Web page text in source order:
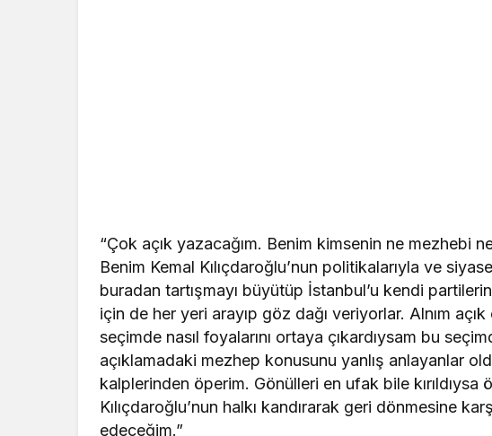
“Çok açık yazacağım. Benim kimsenin ne mezhebi
Benim Kemal Kılıçdaroğlu’nun politikalarıyla ve
buradan tartışmayı büyütüp İstanbul’u kendi
için de her yeri arayıp göz dağı veriyorlar. Alnım
seçimde nasıl foyalarını ortaya çıkardıysam bu
açıklamadaki mezhep konusunu yanlış anlayanlar
kalplerinden öperim. Gönülleri en ufak bile
Kılıçdaroğlu’nun halkı kandırarak geri dönmesine
edeceğim.”